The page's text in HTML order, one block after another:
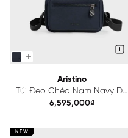
Aristino
Túi Đeo Chéo Nam Navy Da
Thực Vật Aristino
6,595,000₫
NEW